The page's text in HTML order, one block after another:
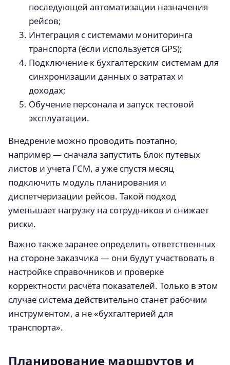
последующей автоматизации назначения
рейсов;
Интеграция с системами мониторинга
транспорта (если используется GPS);
Подключение к бухгалтерским системам для
синхронизации данных о затратах и
доходах;
Обучение персонала и запуск тестовой
эксплуатации.
Внедрение можно проводить поэтапно,
например — сначала запустить блок путевых
листов и учета ГСМ, а уже спустя месяц
подключить модуль планирования и
диспетчеризации рейсов. Такой подход
уменьшает нагрузку на сотрудников и снижает
риски.
Важно также заранее определить ответственных
на стороне заказчика — они будут участвовать в
настройке справочников и проверке
корректности расчёта показателей. Только в этом
случае система действительно станет рабочим
инструментом, а не «бухгалтерией для
транспорта».
Планирование маршрутов и